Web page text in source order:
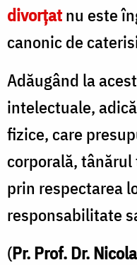
divorțatnu este
canonic de
Adăugând la
intelectuale,
fizice, care
corporală,
prin respectarea
responsabilitate
(Pr. Prof. Dr.